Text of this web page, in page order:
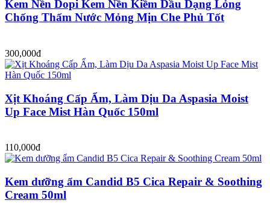
Kem Nền Dopi Kem Nền Kiềm Dầu Dạng Lỏng
Chống Thấm Nước Mỏng Mịn Che Phủ Tốt
300,000đ
Xịt Khoáng Cấp Ẩm, Làm Dịu Da Aspasia Moist
Up Face Mist Hàn Quốc 150ml
110,000đ
Kem dưỡng ẩm Candid B5 Cica Repair & Soothing
Cream 50ml